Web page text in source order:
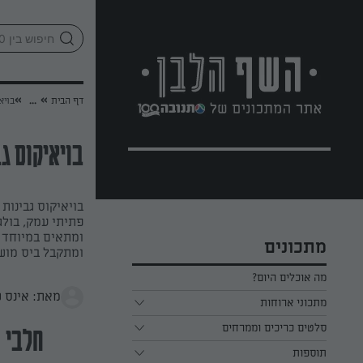
מתכונים
מה אוכלים היום?
מתכוני ארוחות
ארוחת בוקר
ארוחת צהריים
סלטים כריכים וממרחים
כל הסלטים כריכים וממרחים
תוספות
דף הבית »
...
»
בויאיקוס
בויאיקוס
פתיתי עמק,
ומתאים
ומתקבל ביס
מאת: אינס
חלבי